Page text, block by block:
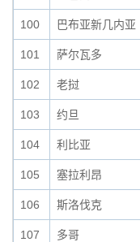
100 巴布亚新几内亚
101 萨尔瓦多
102 老挝
103 约旦
104 利比亚
105 塞拉利昂
106 斯洛伐克
107 多哥